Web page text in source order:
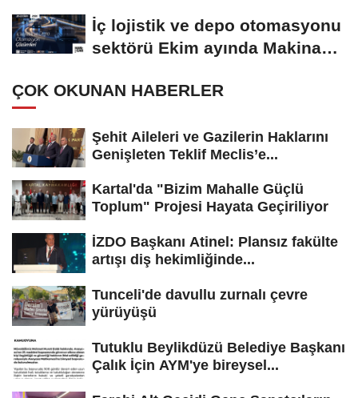
İç lojistik ve depo otomasyonu
sektörü Ekim ayında Makina
ÇOK OKUNAN HABERLER
Şehit Aileleri ve Gazilerin Haklarını
Genişleten Teklif Meclis’e...
Kartal'da "Bizim Mahalle Güçlü
Toplum" Projesi Hayata Geçiriliyor
İZDO Başkanı Atinel: Plansız fakülte
artışı diş hekimliğinde...
Tunceli'de davullu zurnalı çevre
yürüyüşü
Tutuklu Beylikdüzü Belediye Başkanı
Çalık İçin AYM'ye bireysel...